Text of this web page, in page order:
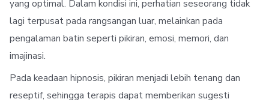
yang optimal. Dalam kondisi ini, perhatian seseorang tidak
lagi terpusat pada rangsangan luar, melainkan pada
pengalaman batin seperti pikiran, emosi, memori, dan
imajinasi.
Pada keadaan hipnosis, pikiran menjadi lebih tenang dan
reseptif, sehingga terapis dapat memberikan sugesti